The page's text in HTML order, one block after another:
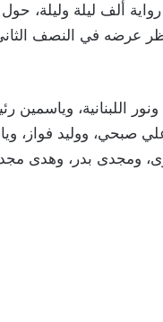
ألف ليلة وليلة،
عرضه في النصف
اللبنانية، وياسمين
صبحي، ووليد
ومجدى بدر، وهدى